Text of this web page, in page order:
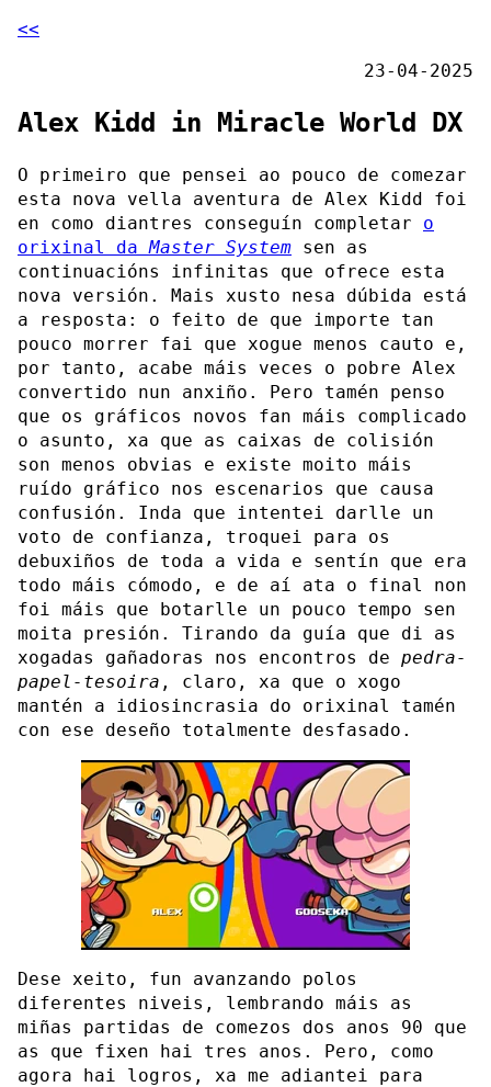
<<
23-04-2025
Alex Kidd in Miracle World DX
O primeiro que pensei ao pouco de comezar
esta nova vella aventura de Alex Kidd foi
en como diantres conseguín completar o
orixinal daMaster System sen as
continuacións infinitas que ofrece esta
nova versión. Mais xusto nesa dúbida está
a resposta: o feito de que importe tan
pouco morrer fai que xogue menos cauto e,
por tanto, acabe máis veces o pobre Alex
convertido nun anxiño. Pero tamén penso
que os gráficos novos fan máis complicado
o asunto, xa que as caixas de colisión
son menos obvias e existe moito máis
ruído gráfico nos escenarios que causa
confusión. Inda que intentei darlle un
voto de confianza, troquei para os
debuxiños de toda a vida e sentín que era
todo máis cómodo, e de aí ata o final non
foi máis que botarlle un pouco tempo sen
moita presión. Tirando da guía que di as
xogadas gañadoras nos encontros de pedra-
papel-tesoira , claro, xa que o xogo
mantén a idiosincrasia do orixinal tamén
con ese deseño totalmente desfasado.
Dese xeito, fun avanzando polos
diferentes niveis, lembrando máis as
miñas partidas de comezos dos anos 90 que
as que fixen hai tres anos. Pero, como
agora hai logros, xa me adiantei para